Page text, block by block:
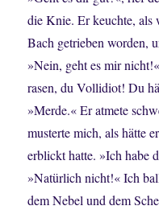
die Knie. Er keuchte, als
Bach getrieben worden,
»Nein, geht es mir
rasen, du Vollidiot! Du
»Merde.« Er atmete
musterte mich, als hätte
erblickt hatte. »Ich habe
»Natürlich nicht!« Ich
dem Nebel und dem